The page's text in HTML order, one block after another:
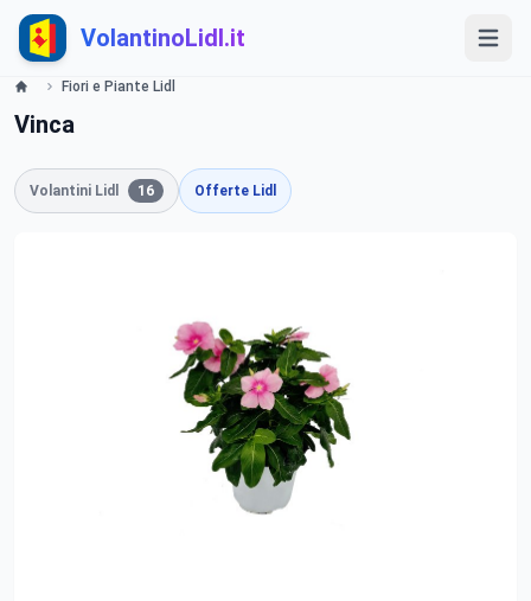
VolantinoLidl.it
Fiori e Piante Lidl
Vinca
Volantini Lidl 16 Offerte Lidl